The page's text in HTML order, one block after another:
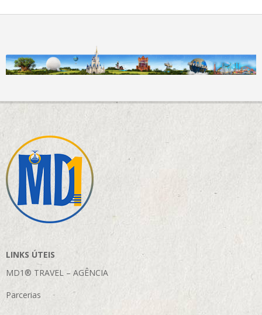
LINKS ÚTEIS
MD1® TRAVEL – AGÊNCIA
Parcerias